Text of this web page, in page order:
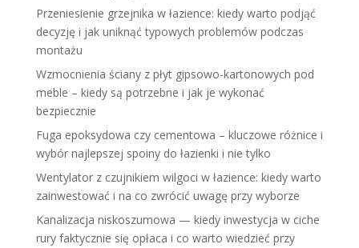
Przeniesienie grzejnika w łazience: kiedy warto podjąć
decyzję i jak uniknąć typowych problemów podczas
montażu
Wzmocnienia ściany z płyt gipsowo-kartonowych pod
meble – kiedy są potrzebne i jak je wykonać
bezpiecznie
Fuga epoksydowa czy cementowa – kluczowe różnice i
wybór najlepszej spoiny do łazienki i nie tylko
Wentylator z czujnikiem wilgoci w łazience: kiedy warto
zainwestować i na co zwrócić uwagę przy wyborze
Kanalizacja niskoszumowa — kiedy inwestycja w ciche
rury faktycznie się opłaca i co warto wiedzieć przy